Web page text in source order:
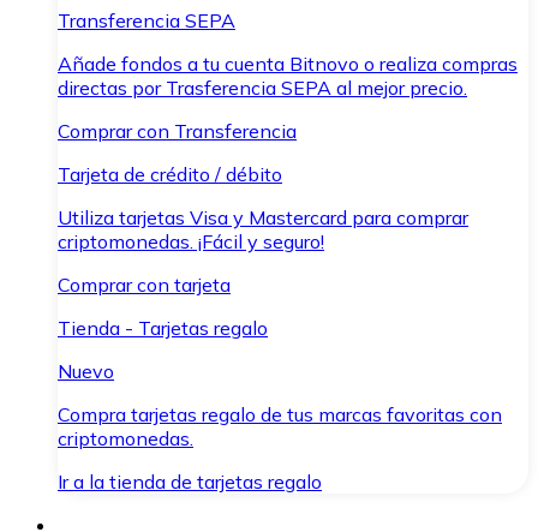
Transferencia SEPA
Añade fondos a tu cuenta Bitnovo o realiza compras
directas por Trasferencia SEPA al mejor precio.
Comprar con Transferencia
Tarjeta de crédito / débito
Utiliza tarjetas Visa y Mastercard para comprar
criptomonedas. ¡Fácil y seguro!
Comprar con tarjeta
Tienda - Tarjetas regalo
Nuevo
Compra tarjetas regalo de tus marcas favoritas con
criptomonedas.
Ir a la tienda de tarjetas regalo